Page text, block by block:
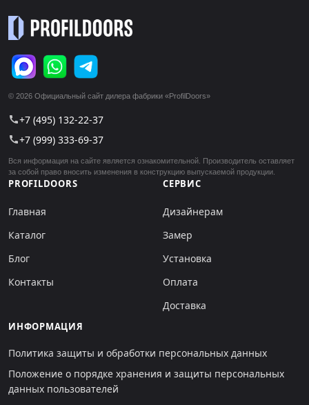
© 2026 Официальный сайт дилера фабрики «ProfilDoors»
call+7 (495) 132-22-37
call+7 (999) 333-69-37
Вся информация на сайте является ознакомительной. Производитель оставляет
за собой право вносить изменения в конструкцию выпускаемой продукции.
PROFILDOORS
Главная
Каталог
Блог
Контакты
СЕРВИС
Дизайнерам
Замер
Установка
Оплата
Доставка
ИНФОРМАЦИЯ
Политика защиты и обработки персональных данных
Положение о порядке хранения и защиты персональных
данных пользователей